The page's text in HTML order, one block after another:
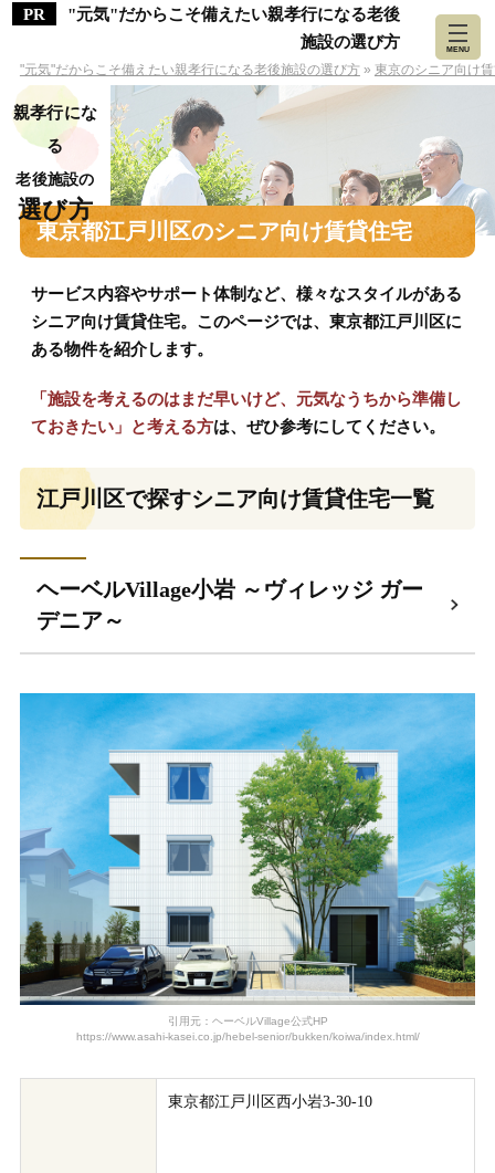
"元気"だからこそ備えたい親孝行になる老後
施設の選び方
"元気"だからこそ備えたい親孝行になる老後施設の選び方 » 東京のシニア向け
親孝行にな
る
老後施設の
選び方
MENU
東京都江戸川区のシニア向け賃貸住宅
サービス内容やサポート体制など、様々なスタイルがある
シニア向け賃貸住宅。このページでは、東京都江戸川区に
ある物件を紹介します。
「施設を考えるのはまだ早いけど、元気なうちから準備し
ておきたい」と考える方は、ぜひ参考にしてください。
江戸川区で探すシニア向け賃貸住宅一覧
ヘーベルVillage小岩 ～ヴィレッジ ガー
デニア～
引用元：ヘーベルVillage公式HP
https://www.asahi-kasei.co.jp/hebel-senior/bukken/koiwa/index.html/
東京都江戸川区西小岩3-30-10